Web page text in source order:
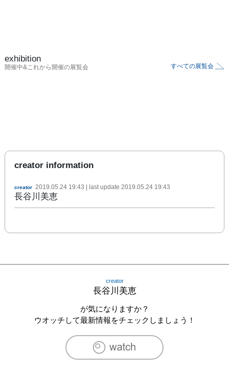
exhibition
開催中&これから開催の展覧会 すべての展覧会
creator information
creator 2019.05.24 19:43 | last update 2019.05.24 19:43
長谷川美恵
creator
長谷川美恵
が気になりますか？
ウオッチして最新情報をチェックしましょう！